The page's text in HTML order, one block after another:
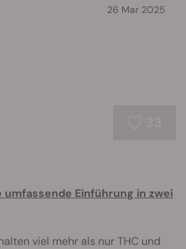
26 Mar 2025
umfassende Einführung in zwei
viel mehr als nur THC und